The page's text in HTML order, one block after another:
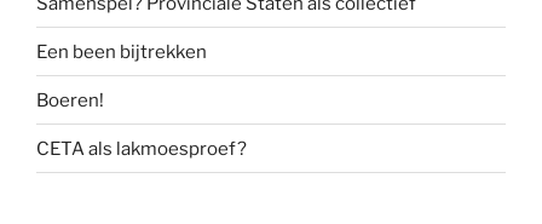
Een been bijtrekken
Boeren!
CETA als lakmoesproef?